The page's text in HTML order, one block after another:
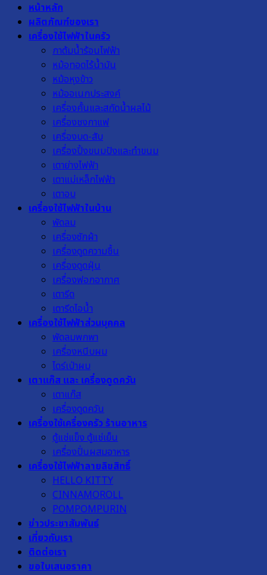
หน้าหลัก
ผลิตภัณฑ์ของเรา
เครื่องใช้ไฟฟ้าในครัว
กาต้มน้ำร้อนไฟฟ้า
หม้อทอดไร้น้ำมัน
หม้อหุงข้าว
หม้ออเนกประสงค์
เครื่องคั้นและสกัดน้ำผลไม้
เครื่องชงกาแฟ
เครื่องบด-สับ
เครื่องปิ้งขนมปังและทำขนม
เตาย่างไฟฟ้า
เตาแม่เหล็กไฟฟ้า
เตาอบ
เครื่องใช้ไฟฟ้าในบ้าน
พัดลม
เครื่องซักผ้า
เครื่องดูดความชื้น
เครื่องดูดฝุ่น
เครื่องฟอกอากาศ
เตารีด
เตารีดไอน้ำ
เครื่องใช้ไฟฟ้าส่วนบุคคล
พัดลมพกพา
เครื่องหนีบผม
ไดร์เป่าผม
เตาแก๊ส และ เครื่องดูดควัน
เตาแก๊ส
เครื่องดูดควัน
เครื่องใช้เครื่องครัว ร้านอาหาร
ตู้แช่แข็ง ตู้แช่เย็น
เครื่องปั่นผสมอาหาร
เครื่องใช้ไฟฟ้าลายลิขสิทธิ์
HELLO KITTY
CINNAMOROLL
POMPOMPURIN
ข่าวประชาสัมพันธ์
เกี่ยวกับเรา
ติดต่อเรา
ขอใบเสนอราคา